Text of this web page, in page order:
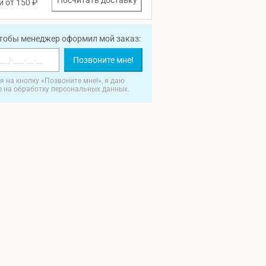
от 150 ₽
менеджер оформил мой заказ:
Позвоните мне!
на кнопку «Позвоните мне!», я даю
на обработку персональных данных.